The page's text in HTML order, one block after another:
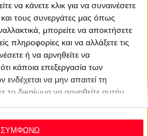
να κάνετε κλικ για να συναινέσετε
τους συνεργάτες μας όπως
μπορείτε να αποκτήσετε
πληροφορίες και να αλλάξετε τις
ή να αρνηθείτε να
κάποια επεξεργασία των
να μην απαιτεί τη
το δικαίωμα να αρνηθείτε αυτήν
σας ανά πάσα στιγμή
ΣΥΜΦΩΝΩ